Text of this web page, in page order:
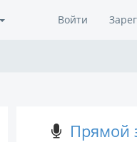
Войти
Прямой